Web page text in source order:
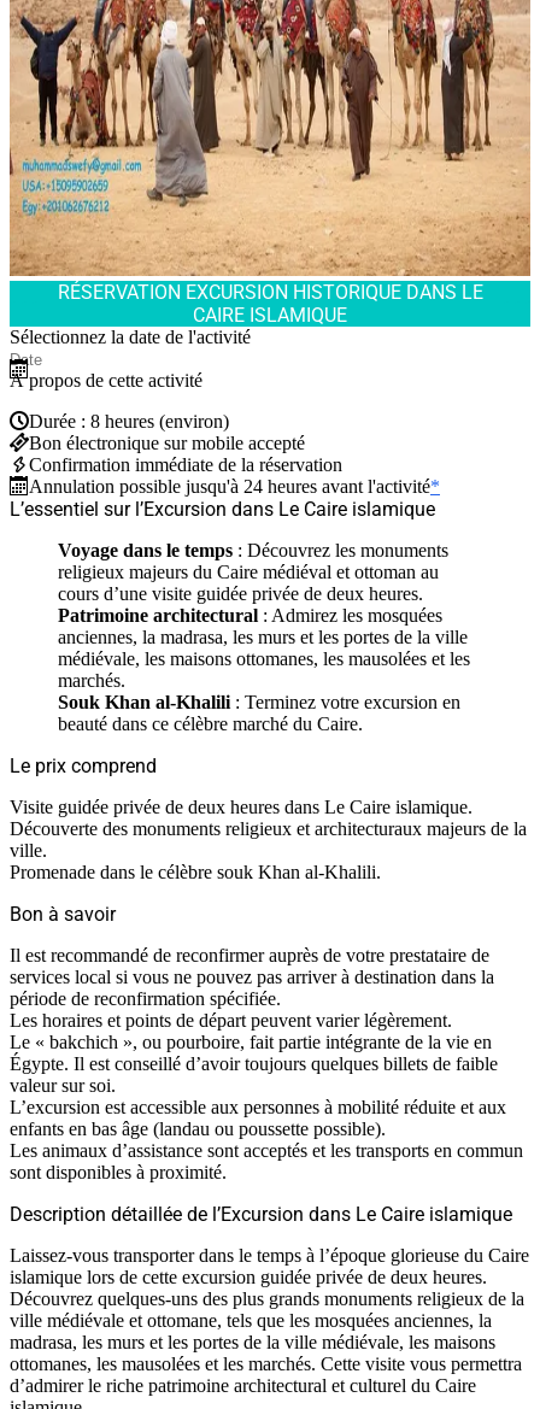
RÉSERVATION EXCURSION HISTORIQUE DANS LE
CAIRE ISLAMIQUE
Sélectionnez la date de l'activité
À propos de cette activité
Durée : 8 heures (environ)
Bon électronique sur mobile accepté
Confirmation immédiate de la réservation
Annulation possible jusqu'à 24 heures avant l'activité*
L’essentiel sur l’Excursion dans Le Caire islamique
Voyage dans le temps : Découvrez les monuments
religieux majeurs du Caire médiéval et ottoman au
cours d’une visite guidée privée de deux heures.
Patrimoine architectural : Admirez les mosquées
anciennes, la madrasa, les murs et les portes de la ville
médiévale, les maisons ottomanes, les mausolées et les
marchés.
Souk Khan al-Khalili : Terminez votre excursion en
beauté dans ce célèbre marché du Caire.
Le prix comprend
Visite guidée privée de deux heures dans Le Caire islamique.
Découverte des monuments religieux et architecturaux majeurs de la
ville.
Promenade dans le célèbre souk Khan al-Khalili.
Bon à savoir
Il est recommandé de reconfirmer auprès de votre prestataire de
services local si vous ne pouvez pas arriver à destination dans la
période de reconfirmation spécifiée.
Les horaires et points de départ peuvent varier légèrement.
Le « bakchich », ou pourboire, fait partie intégrante de la vie en
Égypte. Il est conseillé d’avoir toujours quelques billets de faible
valeur sur soi.
L’excursion est accessible aux personnes à mobilité réduite et aux
enfants en bas âge (landau ou poussette possible).
Les animaux d’assistance sont acceptés et les transports en commun
sont disponibles à proximité.
Description détaillée de l’Excursion dans Le Caire islamique
Laissez-vous transporter dans le temps à l’époque glorieuse du Caire
islamique lors de cette excursion guidée privée de deux heures.
Découvrez quelques-uns des plus grands monuments religieux de la
ville médiévale et ottomane, tels que les mosquées anciennes, la
madrasa, les murs et les portes de la ville médiévale, les maisons
ottomanes, les mausolées et les marchés. Cette visite vous permettra
d’admirer le riche patrimoine architectural et culturel du Caire